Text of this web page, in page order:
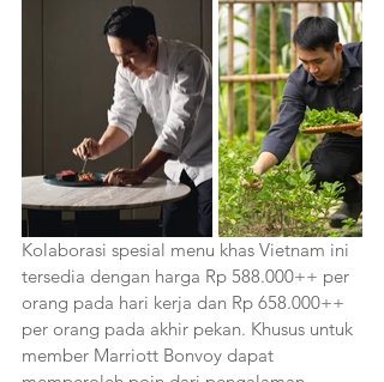
Kolaborasi spesial menu khas Vietnam ini
tersedia dengan harga Rp 588.000++ per
orang pada hari kerja dan Rp 658.000++
per orang pada akhir pekan. Khusus untuk
member Marriott Bonvoy dapat